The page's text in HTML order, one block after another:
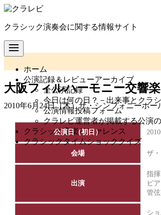
コ
テ
ン
ツ
移
動
クラシック演奏会に関する情報サイト
ホーム
公演記録＆レビューアーカイブ
全公演記録
今日は何の日？－出来事とクラ
公演情報投稿フォーム
クラレビ運営者が掲載する公演
クラシック音楽リファレンス
クラシックタイムショッククイズ
大阪フィルハーモニー交響
2010年6月24日（木）ザ・シンフォニーホ
公演日（初日）
会場 ザ
出演
指
ピ
管弦
シ